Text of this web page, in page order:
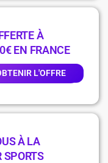
À
EN FRANCE
L'OFFRE
À LA
SPORTS